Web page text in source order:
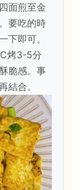
面煎至金
要吃的時
下即可。
烤3-5分
脆感。事
結合。